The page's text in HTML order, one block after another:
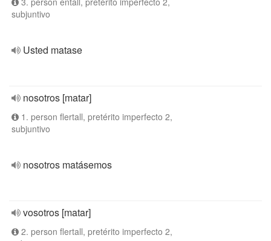
subjuntivo
Usted matase
nosotros [matar]
1. person flertall, pretérito imperfecto 2,
subjuntivo
nosotros matásemos
vosotros [matar]
2. person flertall, pretérito imperfecto 2,